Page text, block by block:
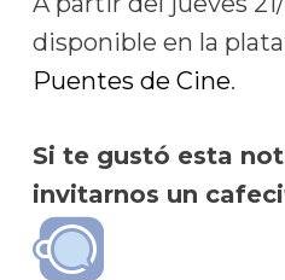
disponible en la
Puentes de Cine.
Si te gustó esta
invitarnos un